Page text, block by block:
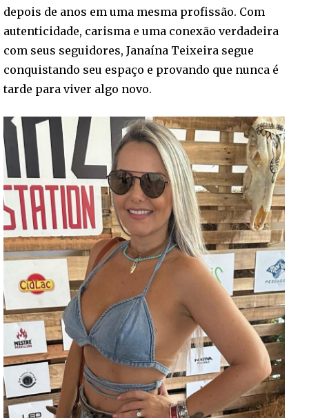
depois de anos em uma mesma profissão. Com
autenticidade, carisma e uma conexão verdadeira
com seus seguidores, Janaína Teixeira segue
conquistando seu espaço e provando que nunca é
tarde para viver algo novo.